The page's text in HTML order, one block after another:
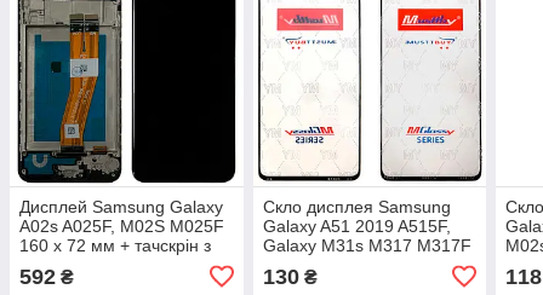
Дисплей Samsung Galaxy
A02s A025F, M02S M025F
160 x 72 мм + тачскрін з
рамкою (жовтий шлейф)
592 ₴
Скло дисплея Samsung
Galaxy A51 2019 A515F,
Galaxy M31s M317 M317F
(Musttby з OCA плівкою)
130₴ 118